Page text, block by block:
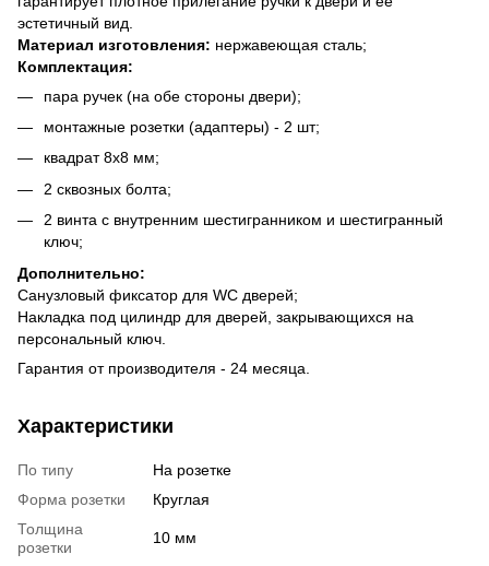
эстетичный вид.
Материал изготовления: нержавеющая сталь;
Комплектация:
пара ручек (на обе стороны двери);
монтажные розетки (адаптеры) - 2 шт;
квадрат 8х8 мм;
2 сквозных болта;
2 винта с внутренним шестигранником и шестигранный
ключ;
Дополнительно:
Санузловый фиксатор для WC дверей;
Накладка под цилиндр для дверей, закрывающихся на
персональный ключ.
Гарантия от производителя - 24 месяца.
Характеристики
По типу
На розетке
Форма розетки
Круглая
Толщина
розетки
10 мм